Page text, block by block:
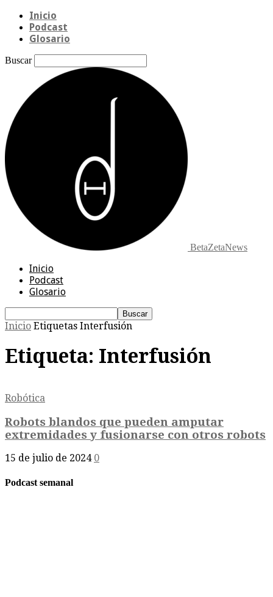
Inicio
Podcast
Glosario
Buscar
BetaZetaNews
Inicio
Podcast
Glosario
Inicio Etiquetas Interfusión
Etiqueta: Interfusión
Robótica
Robots blandos que pueden amputar
extremidades y fusionarse con otros robots
15 de julio de 2024 0
Podcast semanal